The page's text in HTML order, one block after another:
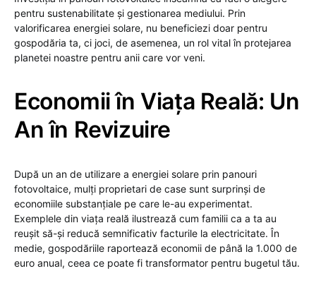
pentru sustenabilitate și gestionarea mediului. Prin
valorificarea energiei solare, nu beneficiezi doar pentru
gospodăria ta, ci joci, de asemenea, un rol vital în protejarea
planetei noastre pentru anii care vor veni.
Economii în Viața Reală: Un
An în Revizuire
După un an de utilizare a energiei solare prin panouri
fotovoltaice, mulți proprietari de case sunt surprinși de
economiile substanțiale pe care le-au experimentat.
Exemplele din viața reală ilustrează cum familii ca a ta au
reușit să-și reducă semnificativ facturile la electricitate. În
medie, gospodăriile raportează economii de până la 1.000 de
euro anual, ceea ce poate fi transformator pentru bugetul tău.